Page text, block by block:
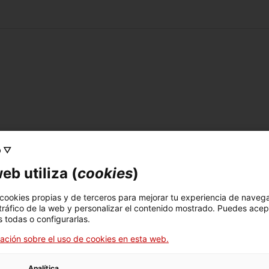
autónomos u organismos que deban prestar
dé concurrencia de actividades, aunque no exista una
▽
utiliza (cookies)
propias y de terceros para mejorar tu experiencia de
de la web y personalizar el contenido mostrado. Puedes
todas o configurarlas.
sobre el uso de cookies en esta web.